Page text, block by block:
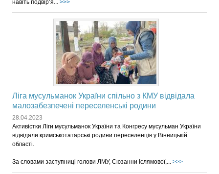
навіть подвір’я... >>>
Ліга мусульманок України спільно з КМУ відвідала
малозабезпечені переселенські родини
28.04.2023
Активістки Ліги мусульманок України та Конгресу мусульман України
відвідали кримськотатарські родини переселенців у Вінницькій
області.
За словами заступниці голови ЛМУ, Сюзанни Іслямової,... >>>